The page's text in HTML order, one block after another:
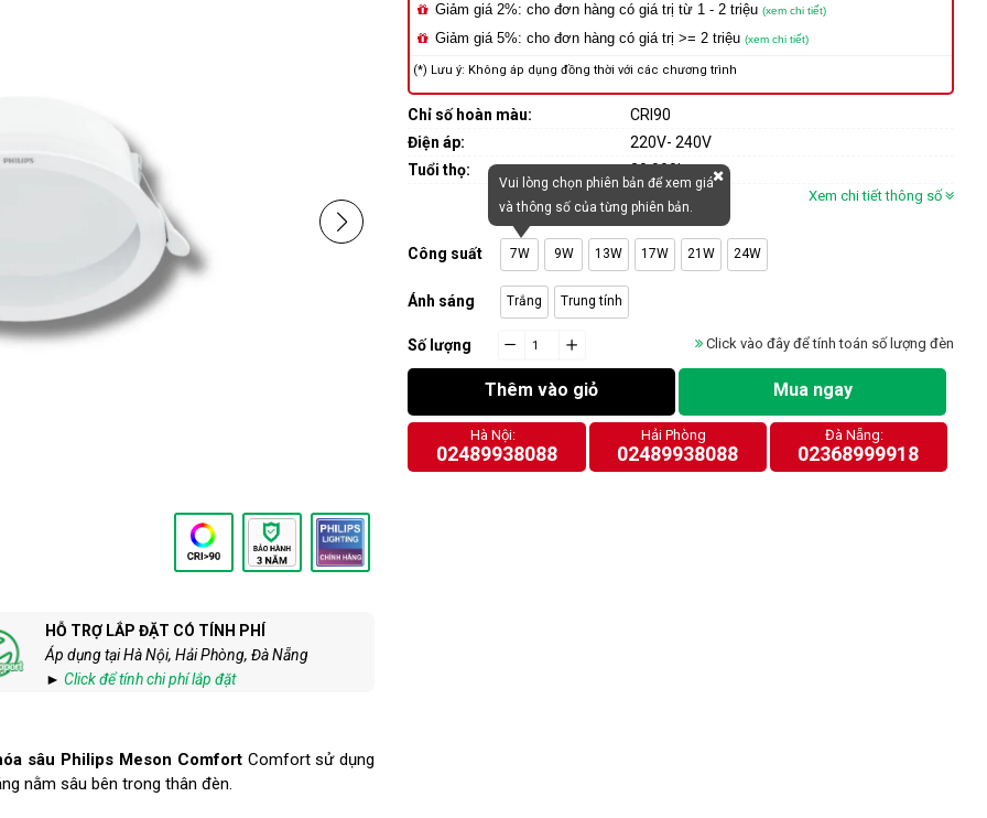
Giảm giá 2%: cho đơn hàng có giá trị từ 1 - 2 triệu(xem chi tiết)
Giảm giá 5%: cho đơn hàng có giá trị >= 2 triệu(xem chi tiết)
(*) Lưu ý: Không áp dụng đồng thời với các chương trình
Chỉ số hoàn màu:
CRI90
Điện áp:
220V- 240V
Tuổi thọ:
30.000h
Xem chi tiết thông số
Vui lòng chọn phiên bản để xem giá
và thông số của từng phiên bản.
Công suất 7W 9W 13W 17W 21W 24W
Ánh sáng Trắng Trung tính
Số lượng Click vào đây để tính toán số lượng đèn
Thêm vào giỏ Mua ngay
Hà Nội:
02489938088
Hải Phòng
02489938088
Đà Nẵng:
02368999918
HỖ TRỢ LẮP ĐẶT CÓ TÍNH PHÍ
Áp dụng tại Hà Nội, Hải Phòng, Đà Nẵng
►Click để tính chi phí lắp đặt
sâu Philips Meson Comfort Comfort sử dụng
nằm sâu bên trong thân đèn.